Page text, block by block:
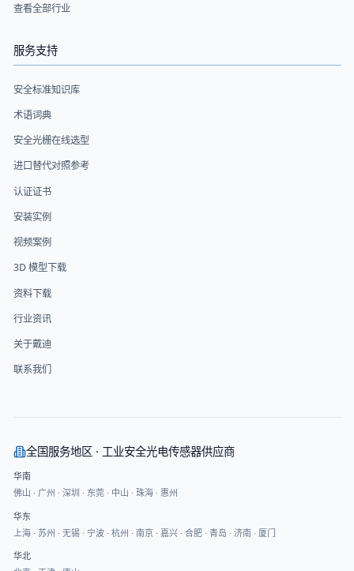
查看全部行业
服务支持
安全标准知识库
术语词典
安全光栅在线选型
进口替代对照参考
认证证书
安装实例
视频案例
3D 模型下载
资料下载
行业资讯
关于戴迪
联系我们
全国服务地区 · 工业安全光电传感器供应商
华南
佛山 · 广州 · 深圳 · 东莞· 中山 · 珠海· 惠州
华东
上海· 苏州 · 无锡· 宁波· 杭州 · 南京· 嘉兴· 合肥· 青岛 · 济南· 厦门
华北